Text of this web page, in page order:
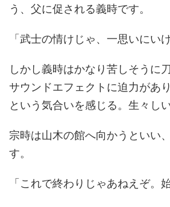
う、父に促される義時です。
「武士の情けじゃ、一思いにいけ
しかし義時はかなり苦しそうに
サウンドエフェクトに迫力があ
という気合いを感じる。生々しい
宗時は山木の館へ向かうといい
す。
「これで終わりじゃあねえぞ。